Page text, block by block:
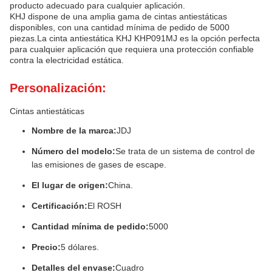
producto adecuado para cualquier aplicación.
KHJ dispone de una amplia gama de cintas antiestáticas
disponibles, con una cantidad mínima de pedido de 5000
piezas.La cinta antiestática KHJ KHP091MJ es la opción perfecta
para cualquier aplicación que requiera una protección confiable
contra la electricidad estática.
Personalización:
Cintas antiestáticas
Nombre de la marca:JDJ
Número del modelo:Se trata de un sistema de control de
las emisiones de gases de escape.
El lugar de origen:China.
Certificación:El ROSH
Cantidad mínima de pedido:5000
Precio:5 dólares.
Detalles del envase:Cuadro